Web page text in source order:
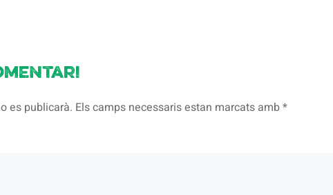
es publicarà. Els camps necessaris estan marcats amb*